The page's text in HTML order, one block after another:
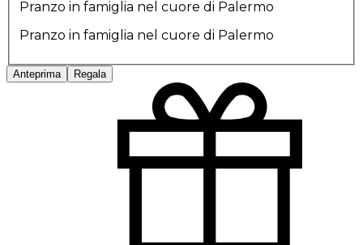
Pranzo in famiglia nel cuore di Palermo
Pranzo in famiglia nel cuore di Palermo
Anteprima Regala